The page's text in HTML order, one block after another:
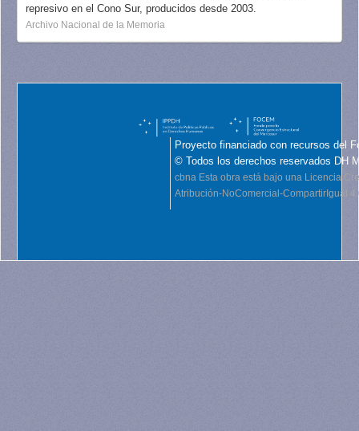
represivo en el Cono Sur, producidos desde 2003.
Archivo Nacional de la Memoria
Proyecto financiado con recursos del
© Todos los derechos reservados DH
cbna Esta obra está bajo una Licencia
Atribución-NoComercial-CompartirIgual